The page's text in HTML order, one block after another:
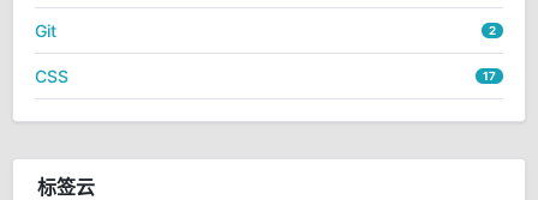
Git 2
CSS 17
标签云